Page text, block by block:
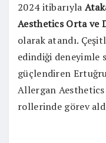
2024 itibarıyla
Aesthetics Orta ve
olarak atandı.
edindiği deneyimle
güçlendiren
Allergan
rollerinde görev